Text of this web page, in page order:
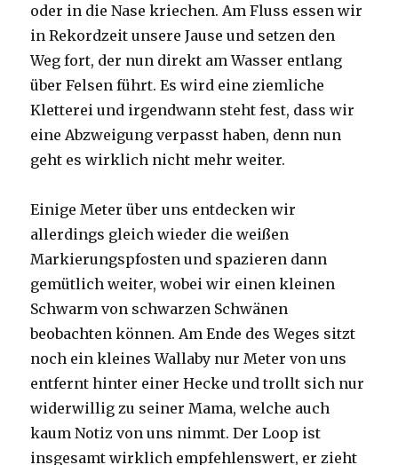
oder in die Nase kriechen. Am Fluss essen wir
in Rekordzeit unsere Jause und setzen den
Weg fort, der nun direkt am Wasser entlang
über Felsen führt. Es wird eine ziemliche
Kletterei und irgendwann steht fest, dass wir
eine Abzweigung verpasst haben, denn nun
geht es wirklich nicht mehr weiter.
Einige Meter über uns entdecken wir
allerdings gleich wieder die weißen
Markierungspfosten und spazieren dann
gemütlich weiter, wobei wir einen kleinen
Schwarm von schwarzen Schwänen
beobachten können. Am Ende des Weges sitzt
noch ein kleines Wallaby nur Meter von uns
entfernt hinter einer Hecke und trollt sich nur
widerwillig zu seiner Mama, welche auch
kaum Notiz von uns nimmt. Der Loop ist
insgesamt wirklich empfehlenswert, er zieht